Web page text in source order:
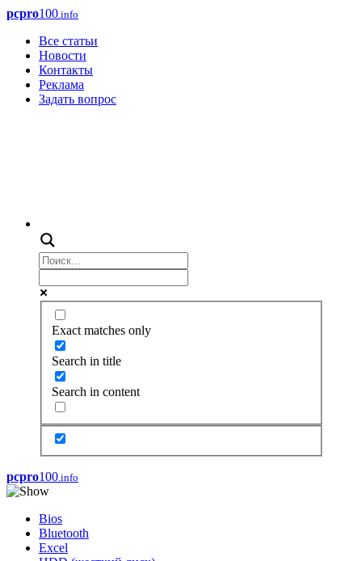
pcpro100.info
Все статьи
Новости
Контакты
Реклама
Задать вопрос
Exact matches only
Search in title
Search in content
pcpro100.info
Bios
Bluetooth
Excel